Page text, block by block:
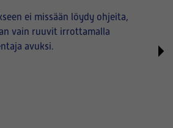
ei missään löydy ohjeita,
vain ruuvit irrottamalla
avuksi.